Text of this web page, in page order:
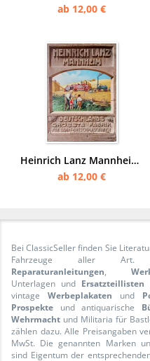
ab 12,00 €
Heinrich Lanz Mannheim Dampf-Dreschmaschinen Traktor Werbung Reklame Plakat Poster Plakat
ab 12,00 €
Bei ClassicSeller finden Sie
Fahrzeuge aller
Reparaturanleitungen,
Unterlagen und Ersatzteillisten
vintage Werbeplakaten und
Prospekte und antiquarische
Wehrmacht und Militaria für
zählen dazu. Alle Preisangaben
MwSt. Die genannten Marken
sind Eigentum der